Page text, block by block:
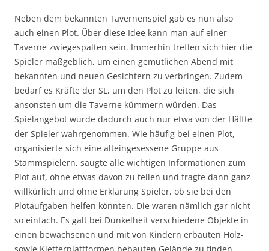
Neben dem bekannten Tavernenspiel gab es nun also
auch einen Plot. Über diese Idee kann man auf einer
Taverne zwiegespalten sein. Immerhin treffen sich hier die
Spieler maßgeblich, um einen gemütlichen Abend mit
bekannten und neuen Gesichtern zu verbringen. Zudem
bedarf es Kräfte der SL, um den Plot zu leiten, die sich
ansonsten um die Taverne kümmern würden. Das
Spielangebot wurde dadurch auch nur etwa von der Hälfte
der Spieler wahrgenommen. Wie häufig bei einen Plot,
organisierte sich eine alteingesessene Gruppe aus
Stammspielern, saugte alle wichtigen Informationen zum
Plot auf, ohne etwas davon zu teilen und fragte dann ganz
willkürlich und ohne Erklärung Spieler, ob sie bei den
Plotaufgaben helfen könnten. Die waren nämlich gar nicht
so einfach. Es galt bei Dunkelheit verschiedene Objekte in
einen bewachsenen und mit von Kindern erbauten Holz-